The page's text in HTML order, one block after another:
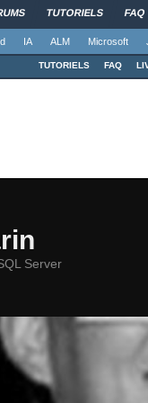
TUTORIELS FAQ
IA ALM Microsoft
TUTORIELS FAQ
Server